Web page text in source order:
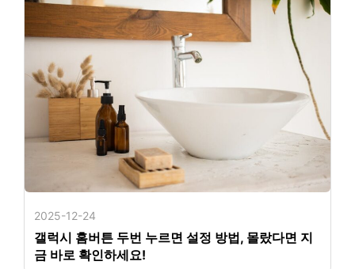
2025-12-24
갤럭시 홈버튼 두번 누르면 설정 방법, 몰랐다면 지
금 바로 확인하세요!